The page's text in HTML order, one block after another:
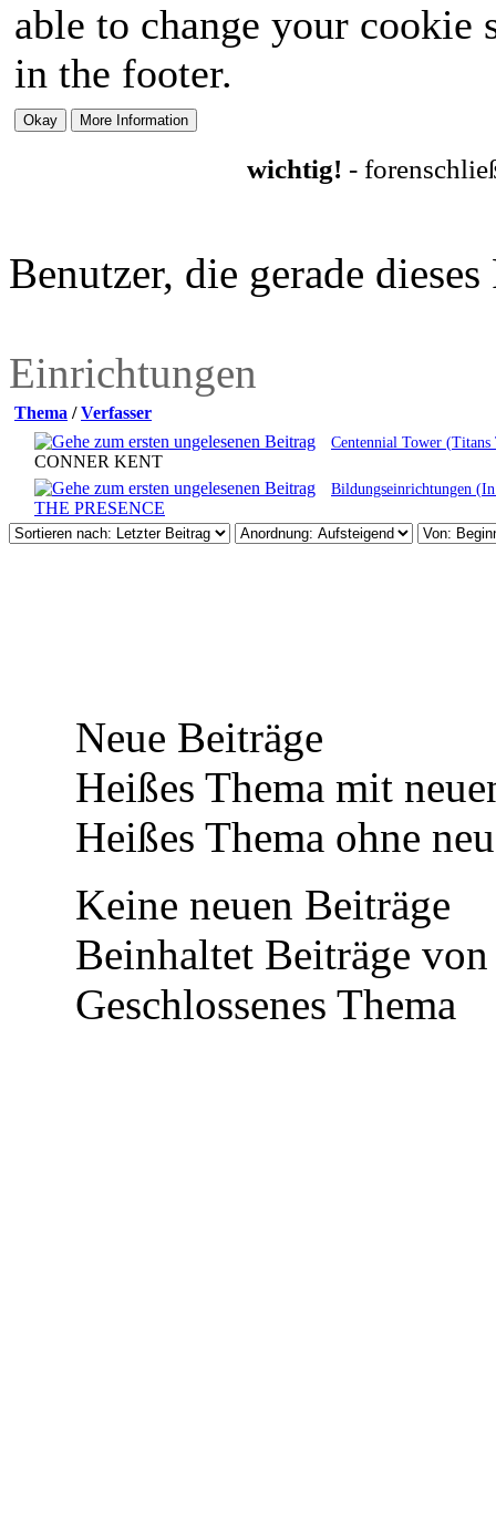
able to change your
in the footer.
wichtig! -
Benutzer, die gerade
Einrichtungen
Thema /Verfasser
Centennial Tower (Titans
CONNER KENT
Bildungseinrichtungen
THE PRESENCE
Neue Beiträge
Heißes Thema mit
Heißes Thema ohne
Keine neuen Beiträge
Beinhaltet Beiträge
Geschlossenes Thema